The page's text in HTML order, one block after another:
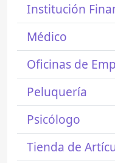
Institución
Médico
Oficinas de
Peluquería
Psicólogo
Tienda de